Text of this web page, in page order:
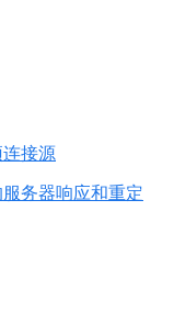
接源
务器响应和重定